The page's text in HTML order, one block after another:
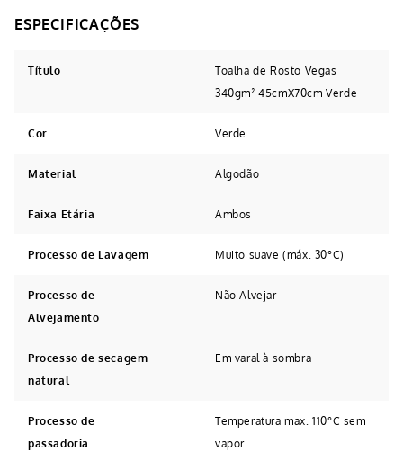
Título
Toalha de Rosto Vegas
340gm² 45cmX70cm Verde
Cor Verde
Material Algodão
Faixa Etária Ambos
Processo de Lavagem Muito suave (máx. 30°C)
Processo de
Alvejamento
Não Alvejar
Processo de secagem
natural
Em varal à sombra
Processo de
passadoria
Temperatura max. 110°C sem
vapor